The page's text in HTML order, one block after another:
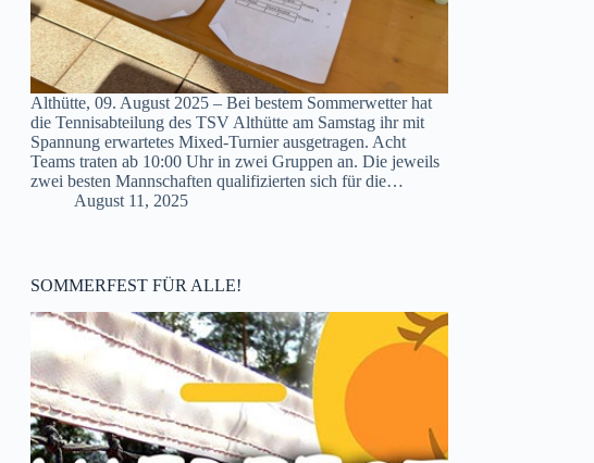
Althütte, 09. August 2025 – Bei bestem Sommerwetter hat
die Tennisabteilung des TSV Althütte am Samstag ihr mit
Spannung erwartetes Mixed-Turnier ausgetragen. Acht
Teams traten ab 10:00 Uhr in zwei Gruppen an. Die jeweils
zwei besten Mannschaften qualifizierten sich für die…
August 11, 2025
SOMMERFEST FÜR ALLE!